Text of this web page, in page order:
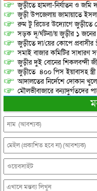
জুড়ীতে হামলা-নির্যাতন ও জমি
জুড়ী উপজেলায় জামায়াতে
রুম টু রিডের উদ্যোগে জুড়ীতে
সড়ক দূ/র্ঘটনা/য় জুড়ীর ১
জুড়ীতে দা/য়ের কোপে প্রবাসীর
সমাই বাজার কমিটির সাধারণ
জুড়ীর দুই বোনের শিকলবন্দী
জুড়ীতে ৪০০ পিস ইয়াবাসহ
আদালতের নির্দেশে দোকান
মৌলভীবাজারে বন্যাদুর্গতদের